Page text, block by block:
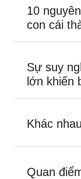
10
con cái
Sự suy
lớn khiến
Khác
Quan